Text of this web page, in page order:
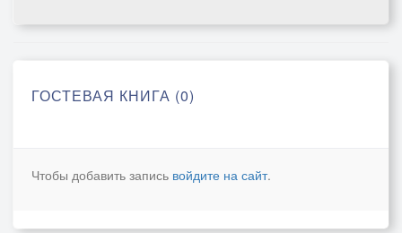
ГОСТЕВАЯ КНИГА (0)
Чтобы добавить запись войдите на сайт.